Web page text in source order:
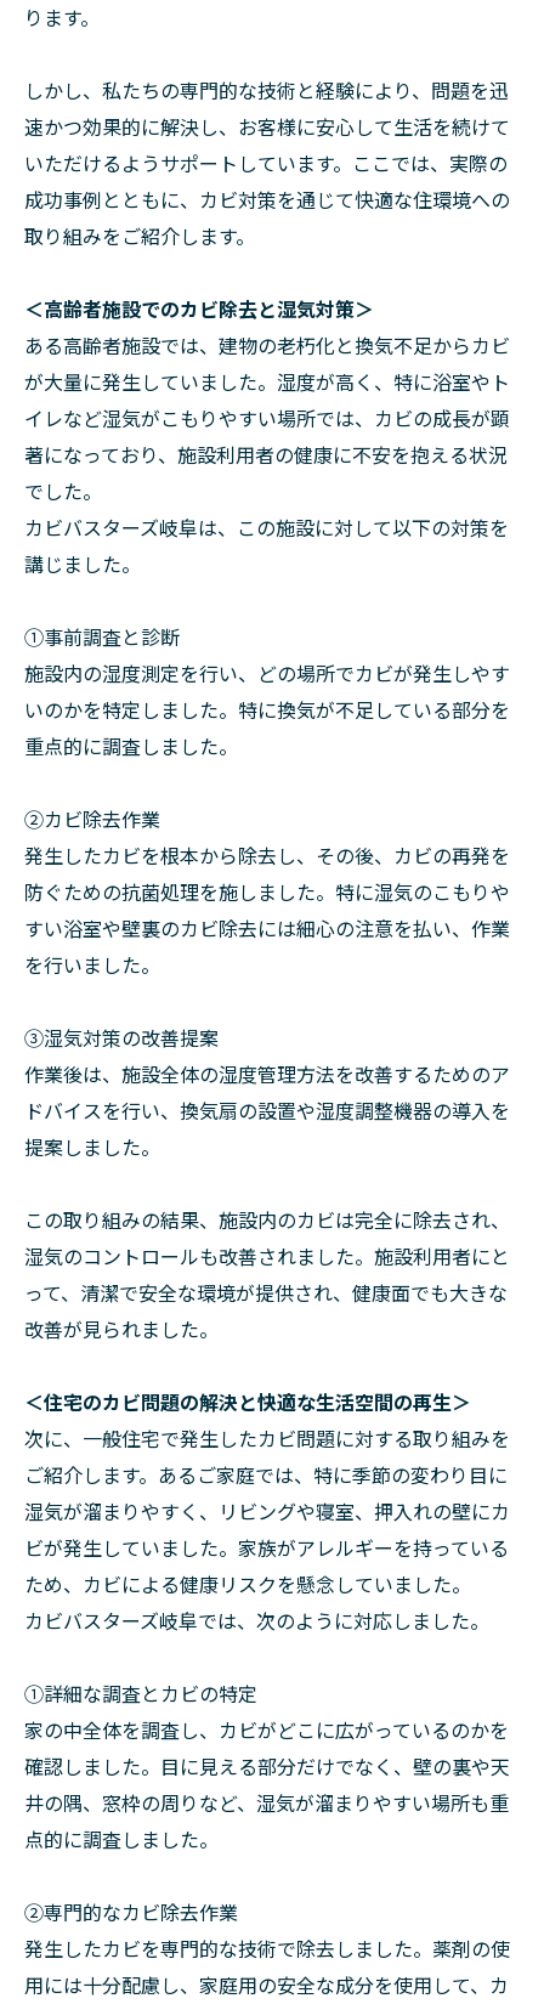
ります。
しかし、私たちの専門的な技術と経験により、問題を迅
速かつ効果的に解決し、お客様に安心して生活を続けて
いただけるようサポートしています。ここでは、実際の
成功事例とともに、カビ対策を通じて快適な住環境への
取り組みをご紹介します。
＜高齢者施設でのカビ除去と湿気対策＞
ある高齢者施設では、建物の老朽化と換気不足からカビ
が大量に発生していました。湿度が高く、特に浴室やト
イレなど湿気がこもりやすい場所では、カビの成長が顕
著になっており、施設利用者の健康に不安を抱える状況
でした。
カビバスターズ岐阜は、この施設に対して以下の対策を
講じました。
①事前調査と診断
施設内の湿度測定を行い、どの場所でカビが発生しやす
いのかを特定しました。特に換気が不足している部分を
重点的に調査しました。
②カビ除去作業
発生したカビを根本から除去し、その後、カビの再発を
防ぐための抗菌処理を施しました。特に湿気のこもりや
すい浴室や壁裏のカビ除去には細心の注意を払い、作業
を行いました。
➂湿気対策の改善提案
作業後は、施設全体の湿度管理方法を改善するためのア
ドバイスを行い、換気扇の設置や湿度調整機器の導入を
提案しました。
この取り組みの結果、施設内のカビは完全に除去され、
湿気のコントロールも改善されました。施設利用者にと
って、清潔で安全な環境が提供され、健康面でも大きな
改善が見られました。
＜住宅のカビ問題の解決と快適な生活空間の再生＞
次に、一般住宅で発生したカビ問題に対する取り組みを
ご紹介します。あるご家庭では、特に季節の変わり目に
湿気が溜まりやすく、リビングや寝室、押入れの壁にカ
ビが発生していました。家族がアレルギーを持っている
ため、カビによる健康リスクを懸念していました。
カビバスターズ岐阜では、次のように対応しました。
①詳細な調査とカビの特定
家の中全体を調査し、カビがどこに広がっているのかを
確認しました。目に見える部分だけでなく、壁の裏や天
井の隅、窓枠の周りなど、湿気が溜まりやすい場所も重
点的に調査しました。
②専門的なカビ除去作業
発生したカビを専門的な技術で除去しました。薬剤の使
用には十分配慮し、家庭用の安全な成分を使用して、カ